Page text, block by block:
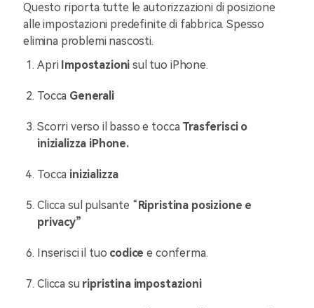
Questo riporta tutte le autorizzazioni di posizione
alle impostazioni predefinite di fabbrica. Spesso
elimina problemi nascosti.
Apri Impostazioni sul tuo iPhone.
Tocca Generali
Scorri verso il basso e tocca Trasferisci o
inizializza iPhone.
Tocca inizializza
Clicca sul pulsante “Ripristina posizione e
privacy”
Inserisci il tuo codice e conferma.
Clicca su ripristina impostazioni